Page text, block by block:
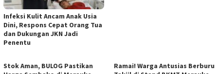
Infeksi Kulit Ancam Anak Usia
Dini, Respons Cepat Orang Tua
dan Dukungan JKN Jadi
Penentu
Stok Aman, BULOG Pastikan
Ramai! Warga Antusias Berburu